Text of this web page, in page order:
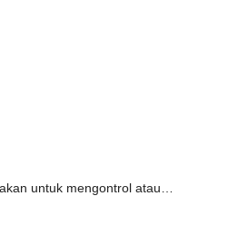
untuk mengontrol atau…